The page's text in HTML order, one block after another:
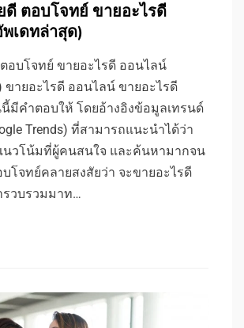
ดี ตอบโจทย์ ขายอะไรดี
เดทล่าสุด)
อบโจทย์ ขายอะไรดี ออนไลน์
ขายอะไรดี ออนไลน์ ขายอะไรดี
มีคำตอบให้ โดยอ้างอิงข้อมูลเทรนด์
Trends) ที่สามารถแนะนำได้ว่า
นวโน้มที่ผู้คนสนใจ และค้นหามากจน
โจทย์คลายสงสัยว่า จะขายอะไรดี
รวบรวมมาท…